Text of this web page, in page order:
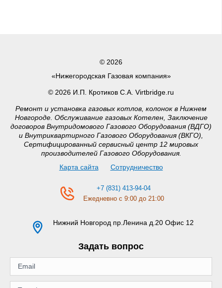
© 2026
«Нижегородская Газовая компания»
© 2026 И.П. Кротиков С.А. Virtbridge.ru
Ремонт и установка газовых котлов, колонок в Нижнем
Новгороде. Обслуживание газовых Котелен, Заключение
договоров Внутридомового Газового Оборудования (ВДГО)
и Внутриквартирного Газового Оборудования (ВКГО),
Сертифицированный сервисный центр 12 мировых
производителей Газового Оборудования.
Карта сайта
Сотрудничество
+7 (831) 413-94-04
Ежедневно с 9:00 до 21:00
Нижний Новгород пр.Ленина д.20 Офис 12
Задать вопрос